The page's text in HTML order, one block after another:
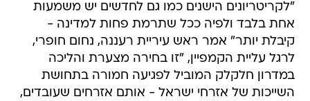
"לקריטריונים הישנים כמו גם לחדשים יש משמעות
אחת בלבד ולפיה ככל שתרמת פחות למדינה -
קיבלת יותר" אמר ראש עיריית רעננה, נחום חופרי,
לרגל עליית הקמפיין, "זו בחירה מצערת והליכה
במדרון חלקלק המוביל לפגיעה חמורה בתחושת
השייכות של אזרחי ישראל - אותם אזרחים שעובדים,